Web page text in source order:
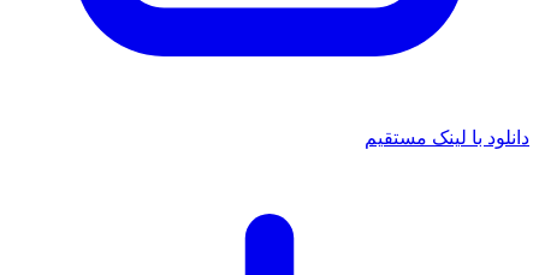
دانلود با لینک مستقیم